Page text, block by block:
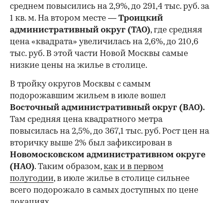
среднем повысились на 2,9%, до 291,4 тыс. руб. за
1 кв. м. На втором месте — Троицкий
административный округ (ТАО), где средняя
цена «квадрата» увеличилась на 2,6%, до 210,6
тыс. руб. В этой части Новой Москвы самые
низкие цены на жилье в столице.
В тройку округов Москвы с самым
подорожавшим жильем в июле вошел
Восточный административный округ (ВАО).
Там средняя цена квадратного метра
повысилась на 2,5%, до 367,1 тыс. руб. Рост цен на
вторичку выше 2% был зафиксирован в
Новомосковском административном округе
(НАО). Таким образом,как и в первом
полугодии, в июле жилье в столице сильнее
всего подорожало в самых доступных по цене